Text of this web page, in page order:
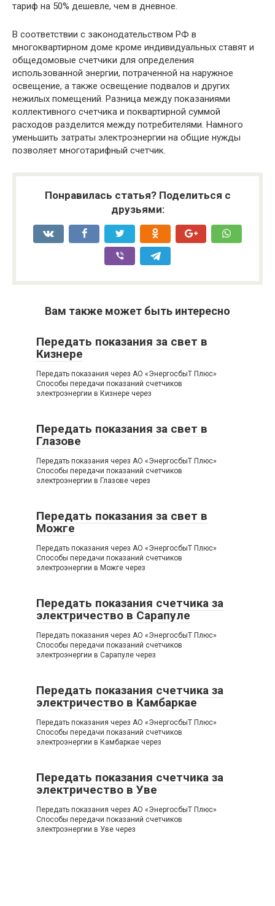
тариф на 50% дешевле, чем в дневное.
В соответствии с законодательством РФ в
многоквартирном доме кроме индивидуальных ставят и
общедомовые счетчики для определения
использованной энергии, потраченной на наружное
освещение, а также освещение подвалов и других
нежилых помещений. Разница между показаниями
коллективного счетчика и поквартирной суммой
расходов разделится между потребителями. Намного
уменьшить затраты электроэнергии на общие нужды
позволяет многотарифный счетчик.
Понравилась статья? Поделиться с
друзьями:
Вам также может быть интересно
Передать показания за свет в
Кизнере
Передать показания через АО «ЭнергосбыТ Плюс»
Способы передачи показаний счетчиков
электроэнергии в Кизнере через
Передать показания за свет в
Глазове
Передать показания через АО «ЭнергосбыТ Плюс»
Способы передачи показаний счетчиков
электроэнергии в Глазове через
Передать показания за свет в
Можге
Передать показания через АО «ЭнергосбыТ Плюс»
Способы передачи показаний счетчиков
электроэнергии в Можге через
Передать показания счетчика за
электричество в Сарапуле
Передать показания через АО «ЭнергосбыТ Плюс»
Способы передачи показаний счетчиков
электроэнергии в Сарапуле через
Передать показания счетчика за
электричество в Камбаркае
Передать показания через АО «ЭнергосбыТ Плюс»
Способы передачи показаний счетчиков
электроэнергии в Камбаркае через
Передать показания счетчика за
электричество в Уве
Передать показания через АО «ЭнергосбыТ Плюс»
Способы передачи показаний счетчиков
электроэнергии в Уве через